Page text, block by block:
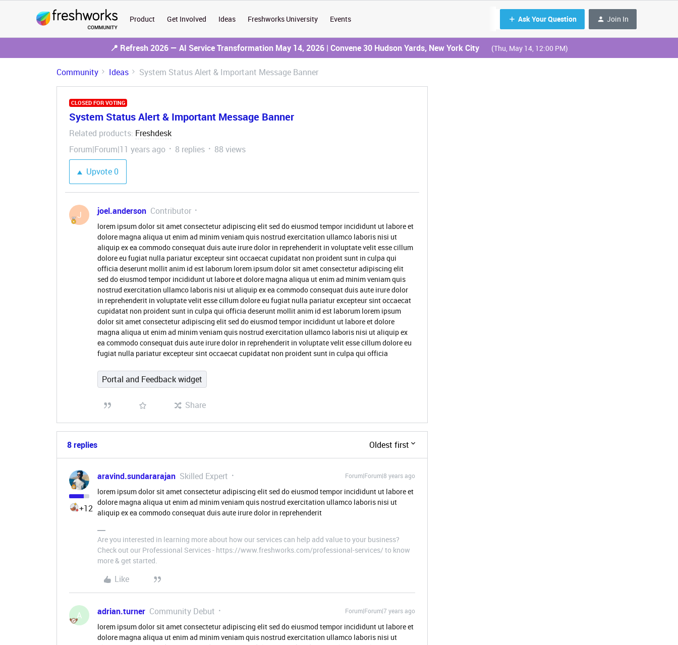
Product Get Involved Ideas Freshworks University Events Ask Your Question Join In
📍 Refresh 2026 — AI Service Transformation May 14, 2026 | Convene 30 Hudson Yards, New York City (Thu, May 14, 12:00 PM)
Community Ideas System Status Alert & Important Message Banner
CLOSED FOR VOTING
System Status Alert & Important Message Banner
Related products: Freshdesk
Forum|Forum|11 years ago
8 replies
88 views
Upvote0
J joel.anderson Contributor
lorem ipsum dolor sit amet consectetur adipiscing elit sed do eiusmod tempor incididunt ut labore et
dolore magna aliqua ut enim ad minim veniam quis nostrud exercitation ullamco laboris nisi ut
aliquip ex ea commodo consequat duis aute irure dolor in reprehenderit in voluptate velit esse cillum
dolore eu fugiat nulla pariatur excepteur sint occaecat cupidatat non proident sunt in culpa qui
officia deserunt mollit anim id est laborum lorem ipsum dolor sit amet consectetur adipiscing elit
sed do eiusmod tempor incididunt ut labore et dolore magna aliqua ut enim ad minim veniam quis
nostrud exercitation ullamco laboris nisi ut aliquip ex ea commodo consequat duis aute irure dolor
in reprehenderit in voluptate velit esse cillum dolore eu fugiat nulla pariatur excepteur sint occaecat
cupidatat non proident sunt in culpa qui officia deserunt mollit anim id est laborum lorem ipsum
dolor sit amet consectetur adipiscing elit sed do eiusmod tempor incididunt ut labore et dolore
magna aliqua ut enim ad minim veniam quis nostrud exercitation ullamco laboris nisi ut aliquip ex
ea commodo consequat duis aute irure dolor in reprehenderit in voluptate velit esse cillum dolore eu
fugiat nulla pariatur excepteur sint occaecat cupidatat non proident sunt in culpa qui officia
Portal and Feedback widget
Share
8 replies Oldest first
+12
aravind.sundararajan Skilled Expert Forum|Forum|8 years ago
lorem ipsum dolor sit amet consectetur adipiscing elit sed do eiusmod tempor incididunt ut labore et
dolore magna aliqua ut enim ad minim veniam quis nostrud exercitation ullamco laboris nisi ut
aliquip ex ea commodo consequat duis aute irure dolor in reprehenderit
Are you interested in learning more about how our services can help add value to your business?
Check out our Professional Services - https://www.freshworks.com/professional-services/ to know
more & get started.
Like
A adrian.turner Community Debut Forum|Forum|7 years ago
lorem ipsum dolor sit amet consectetur adipiscing elit sed do eiusmod tempor incididunt ut labore et
dolore magna aliqua ut enim ad minim veniam quis nostrud exercitation ullamco laboris nisi ut